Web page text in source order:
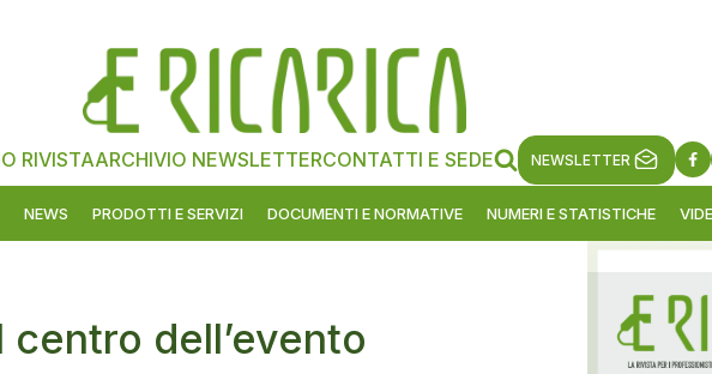
RIVISTAARCHIVIO NEWSLETTERCONTATTI E SEDE NEWSLETTER
NEWS PRODOTTI E SERVIZI DOCUMENTI E NORMATIVE NUMERI E STATISTICHE
dell’evento